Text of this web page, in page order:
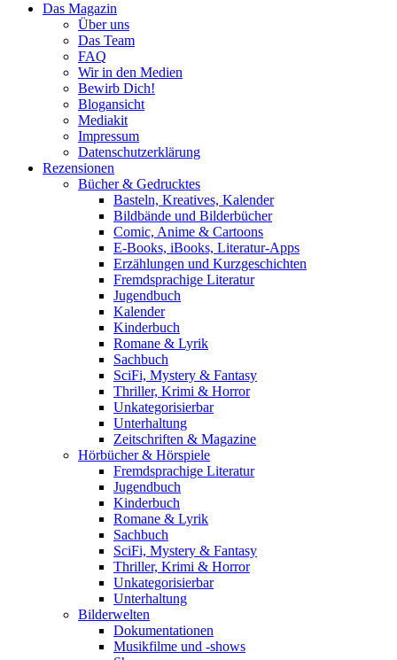
Das Magazin
Über uns
Das Team
FAQ
Wir in den Medien
Bewirb Dich!
Blogansicht
Mediakit
Impressum
Datenschutzerklärung
Rezensionen
Bücher & Gedrucktes
Basteln, Kreatives, Kalender
Bildbände und Bilderbücher
Comic, Anime & Cartoons
E-Books, iBooks, Literatur-Apps
Erzählungen und Kurzgeschichten
Fremdsprachige Literatur
Jugendbuch
Kalender
Kinderbuch
Romane & Lyrik
Sachbuch
SciFi, Mystery & Fantasy
Thriller, Krimi & Horror
Unkategorisierbar
Unterhaltung
Zeitschriften & Magazine
Hörbücher & Hörspiele
Fremdsprachige Literatur
Jugendbuch
Kinderbuch
Romane & Lyrik
Sachbuch
SciFi, Mystery & Fantasy
Thriller, Krimi & Horror
Unkategorisierbar
Unterhaltung
Bilderwelten
Dokumentationen
Musikfilme und -shows